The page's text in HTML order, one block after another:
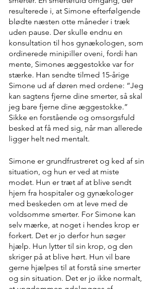
resulterede i, at Simone efterfølgende
blødte næsten otte måneder i træk
uden pause. Der skulle endnu en
konsultation til hos gynækologen, som
ordinerede minipiller oveni, fordi han
mente, Simones æggestokke var for
stærke. Han sendte tilmed 15-årige
Simone ud af døren med ordene: “Jeg
kan sagtens fjerne dine smerter, så skal
jeg bare fjerne dine æggestokke.”
Sikke en forstående og omsorgsfuld
besked at få med sig, når man allerede
ligger helt ned mentalt.
Simone er grundfrustreret og ked af sin
situation, og hun er ved at miste
modet. Hun er træt af at blive sendt
hjem fra hospitaler og gynækologer
med beskeden om at leve med de
voldsomme smerter. For Simone kan
selv mærke, at noget i hendes krop er
forkert. Det er jo derfor hun søger
hjælp. Hun lytter til sin krop, og den
skriger på at blive hørt. Hun vil bare
gerne hjælpes til at forstå sine smerter
og sin situation. Det er jo ikke normalt,